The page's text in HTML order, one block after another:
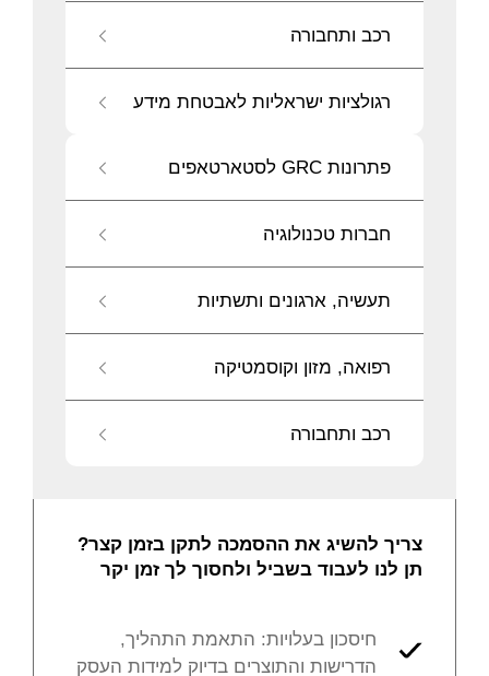
רכב ותחבורה
רגולציות ישראליות לאבטחת מידע
פתרונות GRC לסטארטאפים
חברות טכנולוגיה
תעשיה, ארגונים ותשתיות
רפואה, מזון וקוסמטיקה
רכב ותחבורה
צריך להשיג את ההסמכה לתקן בזמן קצר?
תן לנו לעבוד בשביל ולחסוך לך זמן יקר
חיסכון בעלויות: התאמת התהליך,
הדרישות והתוצרים בדיוק למידות העסק